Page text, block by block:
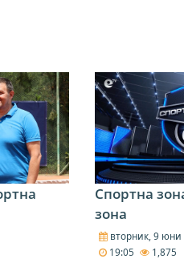
Спортна
зона
вторник, 9 юни
19:05
1,875